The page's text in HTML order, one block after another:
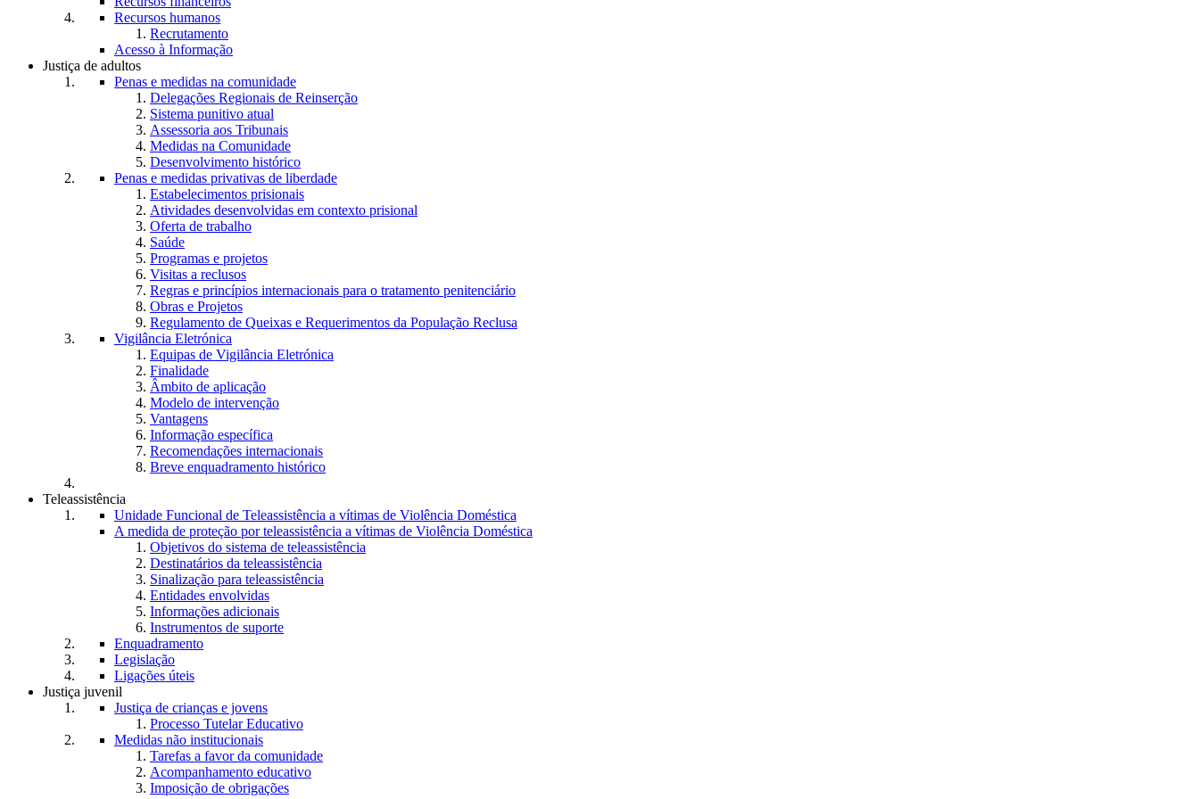
Recursos humanos
Recrutamento
Acesso à Informação
Justiça de adultos
Penas e medidas na comunidade
Delegações Regionais de Reinserção
Sistema punitivo atual
Assessoria aos Tribunais
Medidas na Comunidade
Desenvolvimento histórico
Penas e medidas privativas de liberdade
Estabelecimentos prisionais
Atividades desenvolvidas em contexto prisional
Oferta de trabalho
Saúde
Programas e projetos
Visitas a reclusos
Regras e princípios internacionais para o tratamento penitenciário
Obras e Projetos
Regulamento de Queixas e Requerimentos da População Reclusa
Vigilância Eletrónica
Equipas de Vigilância Eletrónica
Finalidade
Âmbito de aplicação
Modelo de intervenção
Vantagens
Informação específica
Recomendações internacionais
Breve enquadramento histórico
Teleassistência
Unidade Funcional de Teleassistência a vítimas de Violência Doméstica
A medida de proteção por teleassistência a vítimas de Violência Doméstica
Objetivos do sistema de teleassistência
Destinatários da teleassistência
Sinalização para teleassistência
Entidades envolvidas
Informações adicionais
Instrumentos de suporte
Enquadramento
Legislação
Ligações úteis
Justiça juvenil
Justiça de crianças e jovens
Processo Tutelar Educativo
Medidas não institucionais
Tarefas a favor da comunidade
Acompanhamento educativo
Imposição de obrigações